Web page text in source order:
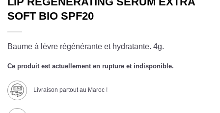
SOFT BIO SPF20
Baume à lèvre régénérante et hydratante. 4g.
Ce produit est actuellement en rupture et indisponible.
Livraison partout au Maroc !